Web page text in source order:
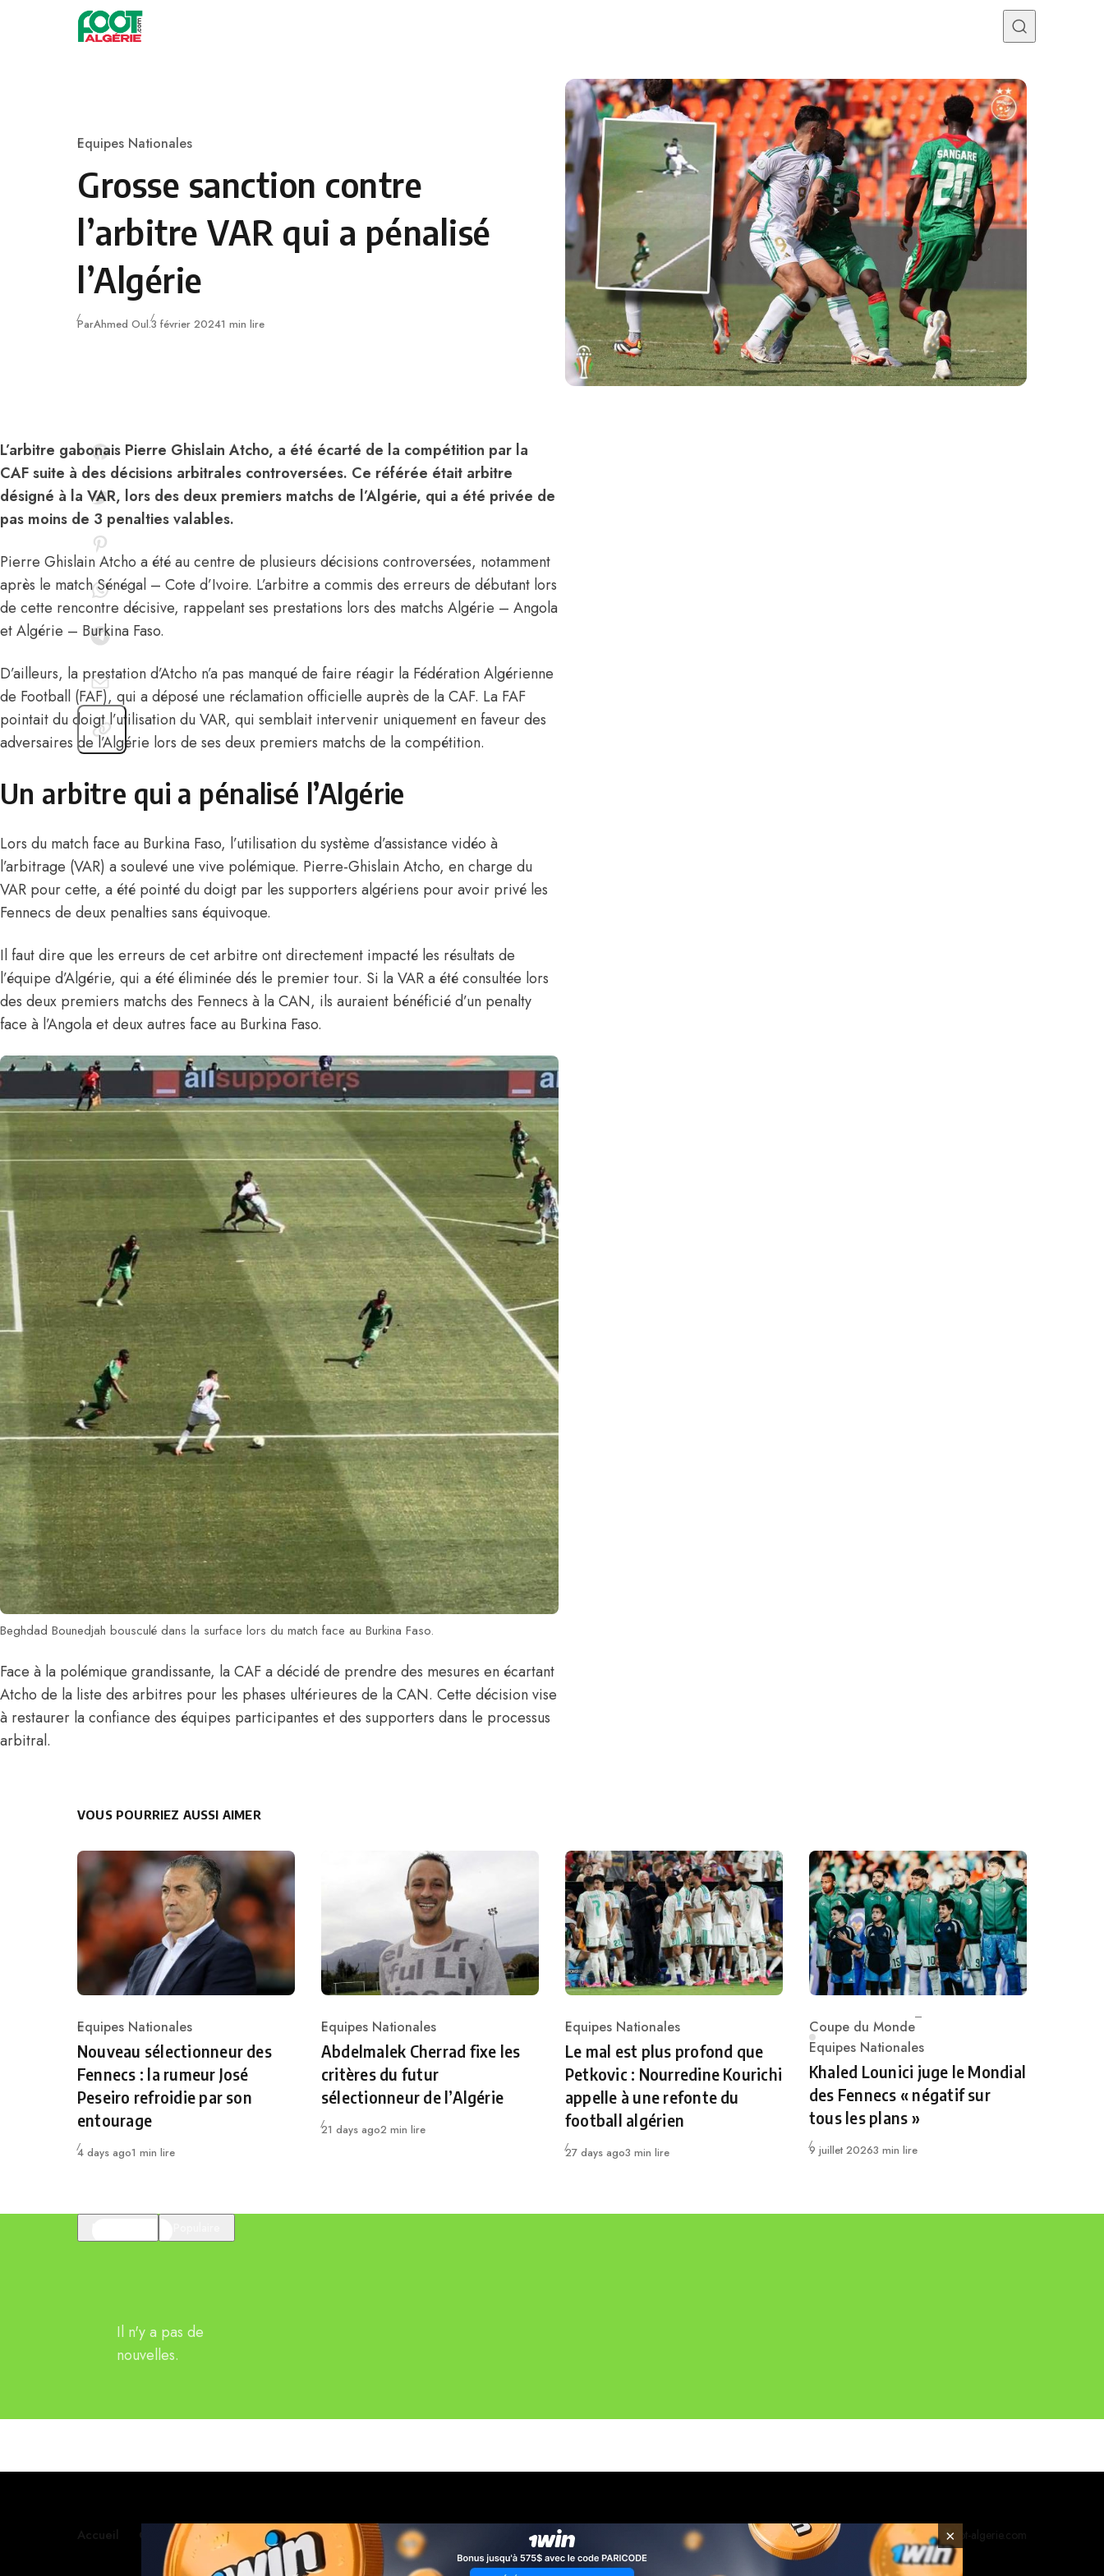
Skip to content
Category
Equipes Nationales
Grosse sanction contre
l’arbitre VAR qui a pénalisé
l’Algérie
ParAhmed Oul.Publié
3 février 20241 min lire
L’arbitre gabonais Pierre Ghislain Atcho, a été écarté de la compétition par la
CAF suite à des décisions arbitrales controversées. Ce référée était arbitre
désigné à la VAR, lors des deux premiers matchs de l’Algérie, qui a été privée de
pas moins de 3 penalties valables.
Pierre Ghislain Atcho a été au centre de plusieurs décisions controversées, notamment
après le match Sénégal – Cote d’Ivoire. L’arbitre a commis des erreurs de débutant lors
de cette rencontre décisive, rappelant ses prestations lors des matchs Algérie – Angola
et Algérie – Burkina Faso.
D’ailleurs, la prestation d’Atcho n’a pas manqué de faire réagir la Fédération Algérienne
de Football (FAF), qui a déposé une réclamation officielle auprès de la CAF. La FAF
pointait du doigt l’utilisation du VAR, qui semblait intervenir uniquement en faveur des
adversaires de l’Algérie lors de ses deux premiers matchs de la compétition.
Un arbitre qui a pénalisé l’Algérie
Lors du match face au Burkina Faso, l’utilisation du système d’assistance vidéo à
l’arbitrage (VAR) a soulevé une vive polémique. Pierre-Ghislain Atcho, en charge du
VAR pour cette, a été pointé du doigt par les supporters algériens pour avoir privé les
Fennecs de deux penalties sans équivoque.
Il faut dire que les erreurs de cet arbitre ont directement impacté les résultats de
l’équipe d’Algérie, qui a été éliminée dés le premier tour. Si la VAR a été consultée lors
des deux premiers matchs des Fennecs à la CAN, ils auraient bénéficié d’un penalty
face à l’Angola et deux autres face au Burkina Faso.
Beghdad Bounedjah bousculé dans la surface lors du match face au Burkina Faso.
Face à la polémique grandissante, la CAF a décidé de prendre des mesures en écartant
Atcho de la liste des arbitres pour les phases ultérieures de la CAN. Cette décision vise
à restaurer la confiance des équipes participantes et des supporters dans le processus
arbitral.
VOUS POURRIEZ AUSSI AIMER
Category
Equipes Nationales
Nouveau sélectionneur des
Fennecs : la rumeur José
Peseiro refroidie par son
entourage
Publié
4 days ago1 min lire
Category
Equipes Nationales
Abdelmalek Cherrad fixe les
critères du futur
sélectionneur de l’Algérie
Publié
21 days ago2 min lire
Category
Equipes Nationales
Le mal est plus profond que
Petkovic : Nourredine Kourichi
appelle à une refonte du
football algérien
Publié
27 days ago3 min lire
Category
Coupe du Monde
Equipes Nationales
Khaled Lounici juge le Mondial
des Fennecs « négatif sur
tous les plans »
Publié
9 juillet 20263 min lire
Il n'y a pas de
nouvelles.
Accueil Contactez-nous © 2026 foot-algerie.com
×